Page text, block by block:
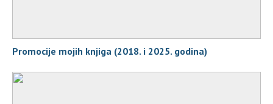
Promocije mojih knjiga (2018. i 2025. godina)